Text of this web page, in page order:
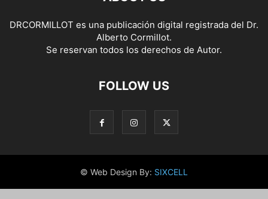
DRCORMILLOT es una publicación digital registrada del Dr.
Alberto Cormillot.
Se reservan todos los derechos de Autor.
FOLLOW US
© Web Design By: SIXCELL